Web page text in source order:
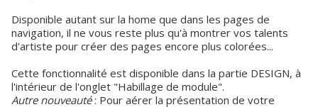
Disponible autant sur la home que dans les pages de
navigation, il ne vous reste plus qu'à montrer vos talents
d'artiste pour créer des pages encore plus colorées...
Cette fonctionnalité est disponible dans la partie DESIGN, à
l'intérieur de l'onglet "Habillage de module".
Autre nouveauté: Pour aérer la présentation de votre